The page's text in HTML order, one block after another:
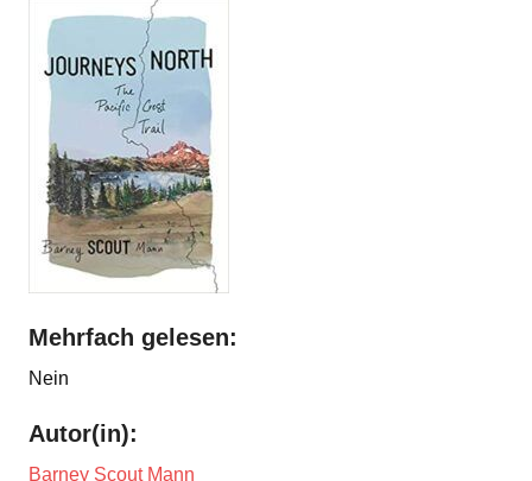
Mehrfach gelesen:
Nein
Autor(in):
Barney Scout Mann